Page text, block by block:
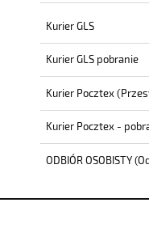
Kurier GLS
Kurier GLS pobranie
Kurier Pocztex
Kurier Pocztex -
ODBIÓR OSOBISTY